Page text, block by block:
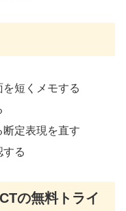
短くメモする
定表現を直す
する
の無料トライ